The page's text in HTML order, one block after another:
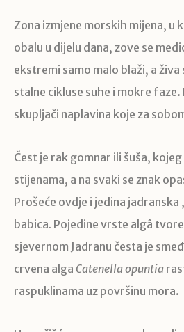
Zona izmjene morskih mijena, u
obalu u dijelu dana, zove se
ekstremi samo malo blaži, a živa
stalne cikluse suhe i mokre faze.
skupljači naplavina koje za
Čest je rak gomnar ili šuša,
stijenama, a na svaki se znak
Prošeće ovdje i jedina
babica. Pojedine vrste algâ
sjevernom Jadranu česta je
crvena alga Catenella opuntia
raspuklinama uz površinu mora.